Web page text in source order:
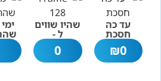
עד כה
חסכת
0
₪
שהיו שווים
ל -
0